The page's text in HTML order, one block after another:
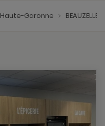
Haute-Garonne BEAUZELLE